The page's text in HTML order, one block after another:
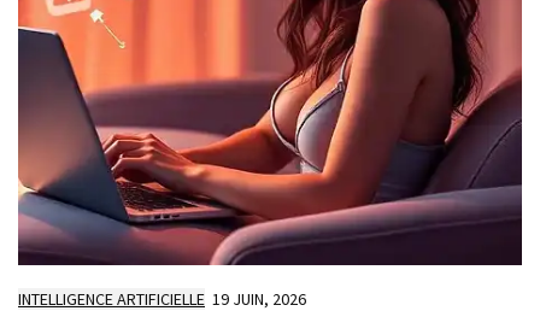
INTELLIGENCE ARTIFICIELLE 19 JUIN, 2026